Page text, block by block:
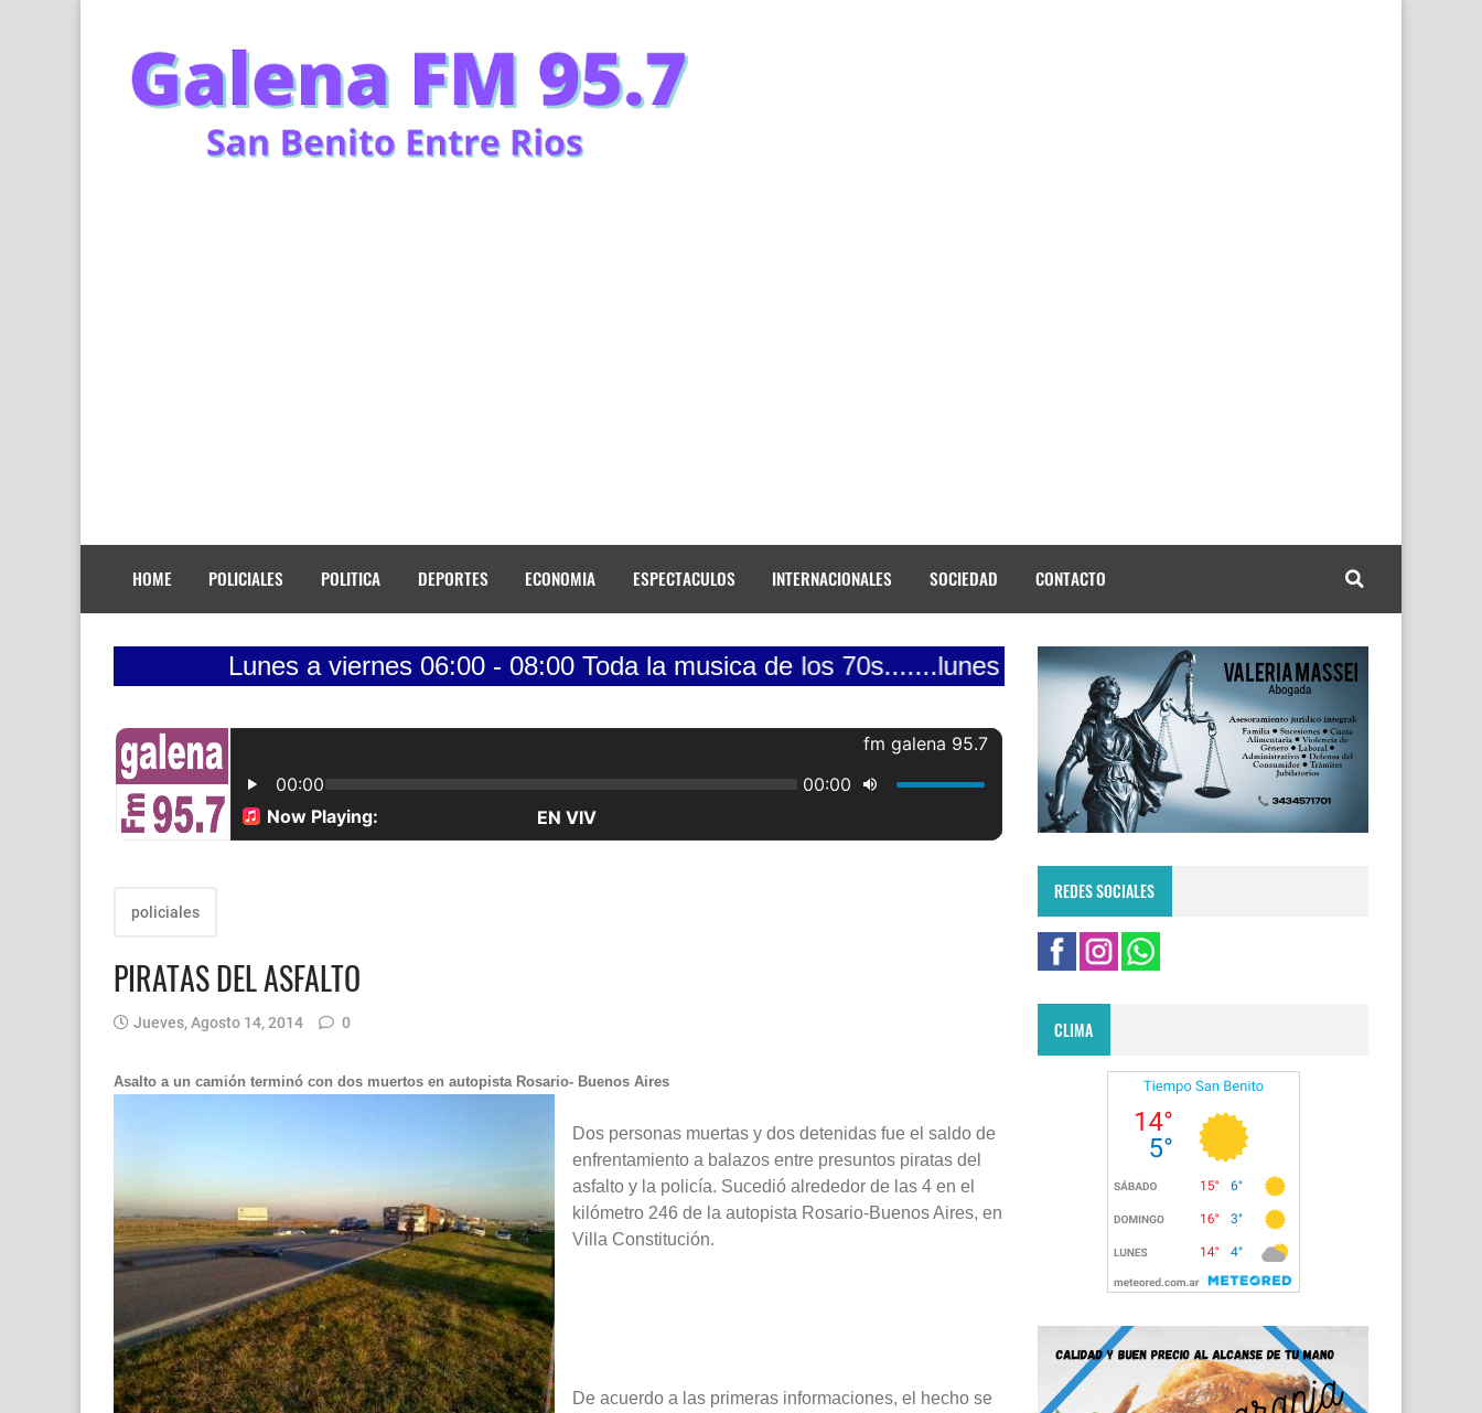
HOME POLICIALES POLITICA DEPORTES ECONOMIA ESPECTACULOS INTERNACIONALES SOCIEDAD CONTACTO
Lunes a viernes 06:00 - 08:00 Toda la musica de los 70s.......lunes a viernes de 9 a 12 la mañana de la radio,
policiales
PIRATAS DEL ASFALTO
Jueves, Agosto 14, 2014 0
Asalto a un camión terminó con dos muertos en autopista Rosario- Buenos Aires
Dos personas muertas y dos detenidas fue el saldo de
enfrentamiento a balazos entre presuntos piratas del
asfalto y la policía. Sucedió alrededor de las 4 en el
kilómetro 246 de la autopista Rosario-Buenos Aires, en
Villa Constitución.
De acuerdo a las primeras informaciones, el hecho se
REDES SOCIALES
CLIMA